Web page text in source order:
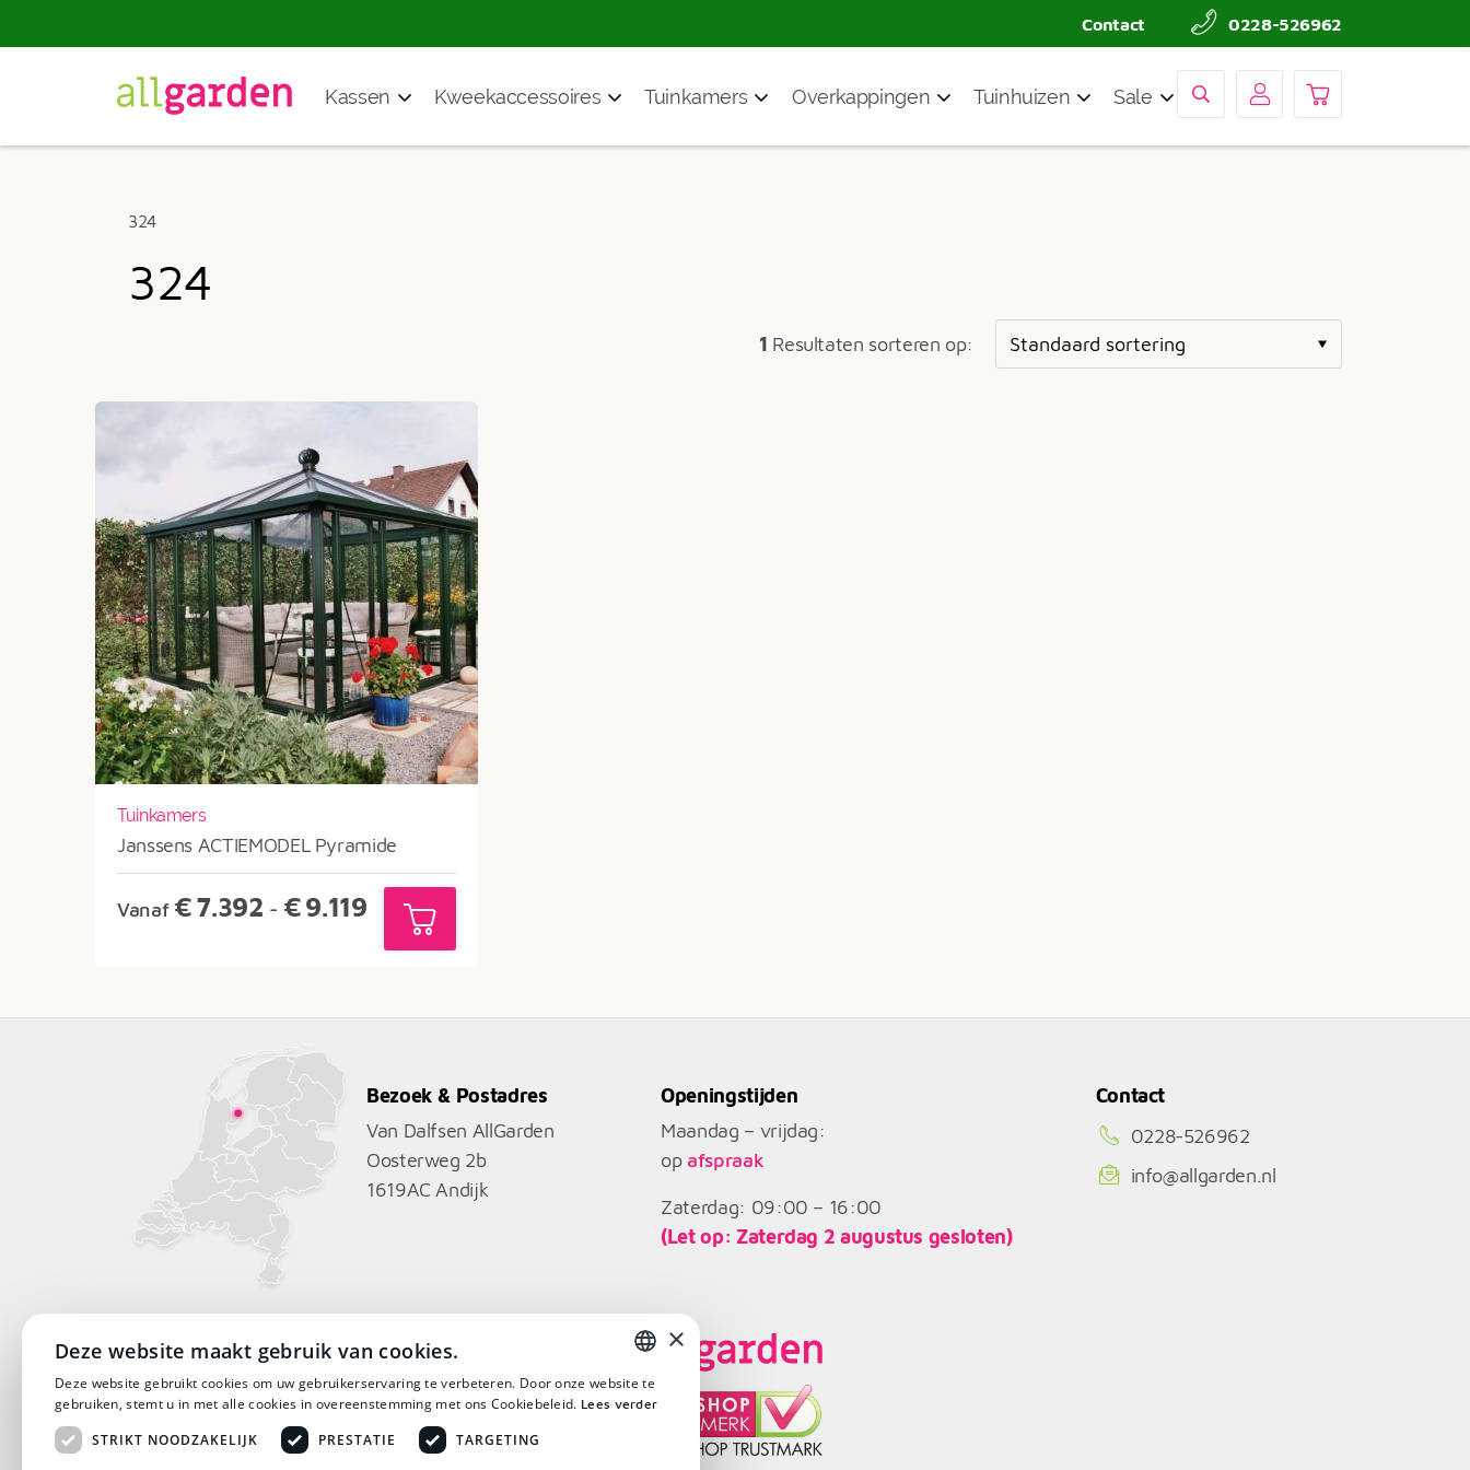
Contact 0228-526962
Kassen Kweekaccessoires Tuinkamers Overkappingen Tuinhuizen Sale
324
324
1 Resultaten sorteren op:
Tuinkamers
Janssens ACTIEMODEL Pyramide
Vanaf €7.392 - €9.119Prijsklasse:
€7.392
Bezoek & Postadres
Van Dalfsen AllGarden
Oosterweg 2b
1619AC Andijk
Openingstijden
Maandag – vrijdag:
op afspraak
Zaterdag: 09:00 – 16:00
(Let op: Zaterdag 2 augustus gesloten)
Contact
0228-526962
info@allgarden.nl
DUTCH
×
Deze website maakt gebruik van cookies.
Deze website gebruikt cookies om uw gebruikerservaring te verbeteren. Door onze website te
gebruiken, stemt u in met alle cookies in overeenstemming met ons Cookiebeleid. Lees verder
STRIKT NOODZAKELIJK PRESTATIE TARGETING